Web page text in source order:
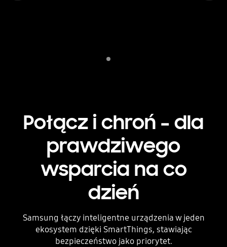
Połącz i chroń – dla
prawdziwego
wsparcia na co
dzień
Samsung łączy inteligentne urządzenia w jeden
ekosystem dzięki SmartThings, stawiając
bezpieczeństwo jako priorytet.